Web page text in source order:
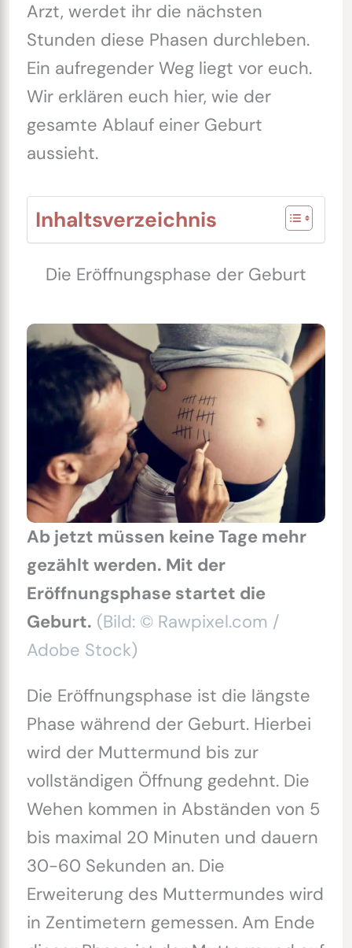
Arzt, werdet ihr die nächsten
Stunden diese Phasen durchleben.
Ein aufregender Weg liegt vor euch.
Wir erklären euch hier, wie der
gesamte Ablauf einer Geburt
aussieht.
Inhaltsverzeichnis
Die Eröffnungsphase der Geburt
Ab jetzt müssen keine Tage mehr
gezählt werden. Mit der
Eröffnungsphase startet die
Geburt. (Bild: © Rawpixel.com /
Adobe Stock)
Die Eröffnungsphase ist die längste
Phase während der Geburt. Hierbei
wird der Muttermund bis zur
vollständigen Öffnung gedehnt. Die
Wehen kommen in Abständen von 5
bis maximal 20 Minuten und dauern
30-60 Sekunden an. Die
Erweiterung des Muttermundes wird
in Zentimetern gemessen. Am Ende